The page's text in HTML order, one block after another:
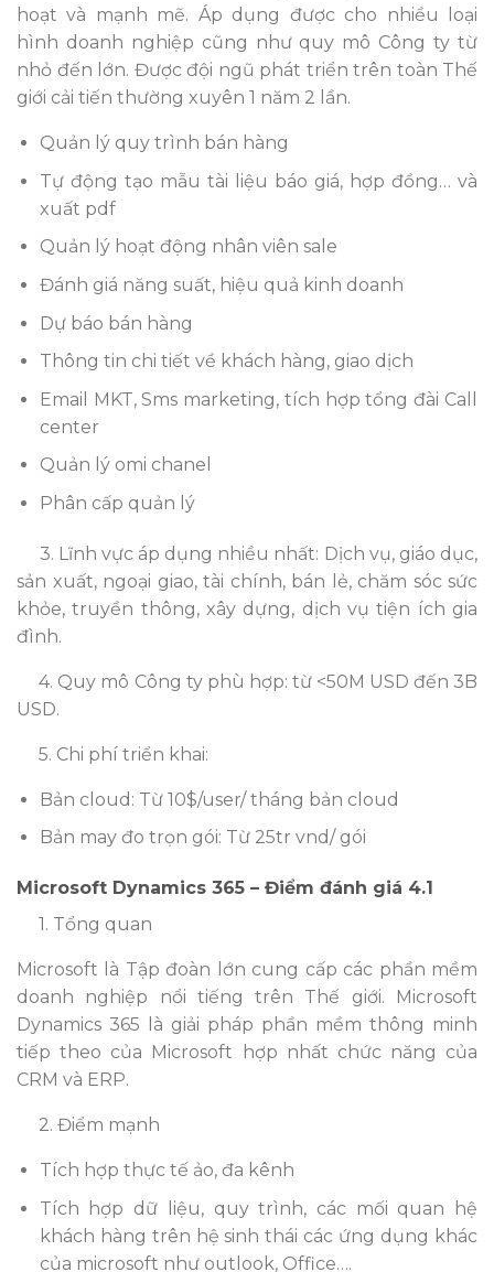
hoạt và mạnh mẽ. Áp dụng được cho nhiều loại
hình doanh nghiệp cũng như quy mô Công ty từ
nhỏ đến lớn. Được đội ngũ phát triển trên toàn Thế
giới cải tiến thường xuyên 1 năm 2 lần.
Quản lý quy trình bán hàng
Tự động tạo mẫu tài liệu báo giá, hợp đồng… và
xuất pdf
Quản lý hoạt động nhân viên sale
Đánh giá năng suất, hiệu quả kinh doanh
Dự báo bán hàng
Thông tin chi tiết về khách hàng, giao dịch
Email MKT, Sms marketing, tích hợp tổng đài Call
center
Quản lý omi chanel
Phân cấp quản lý
3. Lĩnh vực áp dụng nhiều nhất: Dịch vụ, giáo dục,
sản xuất, ngoại giao, tài chính, bán lẻ, chăm sóc sức
khỏe, truyền thông, xây dựng, dịch vụ tiện ích gia
đình.
4. Quy mô Công ty phù hợp: từ <50M USD đến 3B
USD.
5. Chi phí triển khai:
Bản cloud: Từ 10$/user/ tháng bản cloud
Bản may đo trọn gói: Từ 25tr vnd/ gói
Microsoft Dynamics 365 – Điểm đánh giá 4.1
1. Tổng quan
Microsoft là Tập đoàn lớn cung cấp các phần mềm
doanh nghiệp nổi tiếng trên Thế giới. Microsoft
Dynamics 365 là giải pháp phần mềm thông minh
tiếp theo của Microsoft hợp nhất chức năng của
CRM và ERP.
2. Điểm mạnh
Tích hợp thực tế ảo, đa kênh
Tích hợp dữ liệu, quy trình, các mối quan hệ
khách hàng trên hệ sinh thái các ứng dụng khác
của microsoft như outlook, Office….